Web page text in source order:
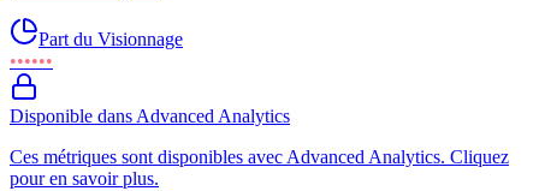
Part du Visionnage
••••••
Disponible dans Advanced Analytics
Ces métriques sont disponibles avec Advanced Analytics. Cliquez
pour en savoir plus.